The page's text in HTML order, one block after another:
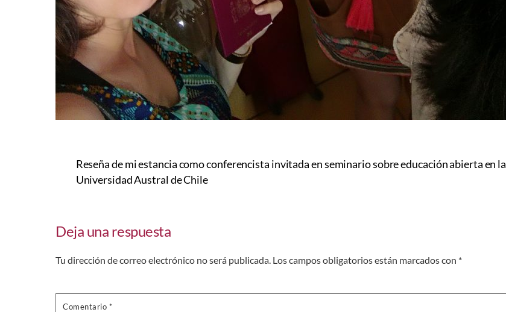
Reseña de mi estancia como conferencista invitada en seminario sobre educación abierta en la
Universidad Austral de Chile
Deja una respuesta
Tu dirección de correo electrónico no será publicada. Los campos obligatorios están marcados con *
Comentario *